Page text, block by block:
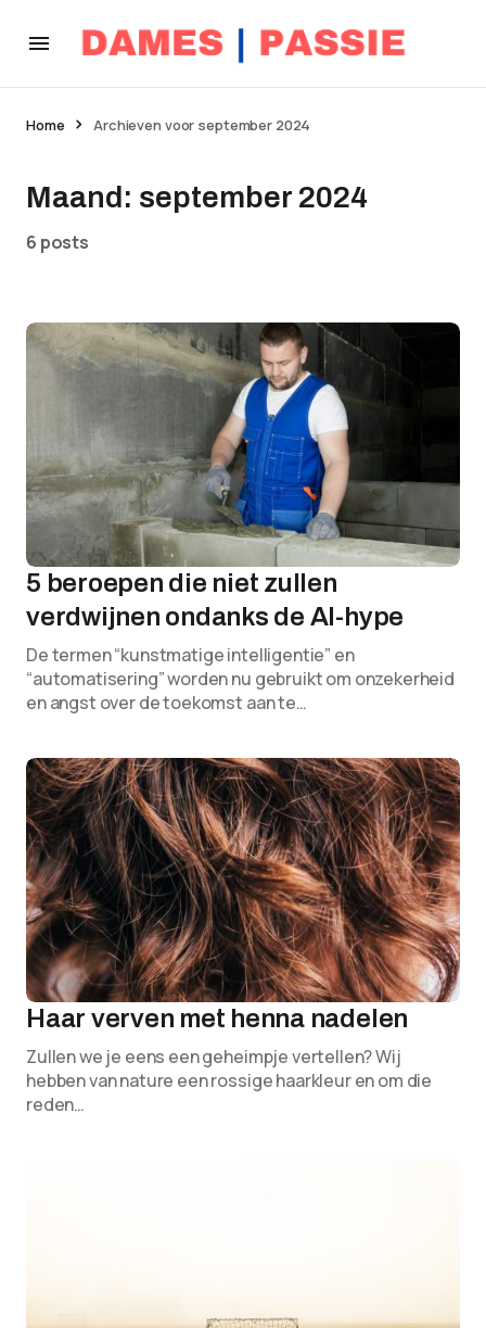
Home Archieven voor september 2024
Maand: september 2024
6 posts
5 beroepen die niet zullen
verdwijnen ondanks de AI-hype
De termen “kunstmatige intelligentie” en
“automatisering” worden nu gebruikt om onzekerheid
en angst over de toekomst aan te…
Haar verven met henna nadelen
Zullen we je eens een geheimpje vertellen? Wij
hebben van nature een rossige haarkleur en om die
reden…